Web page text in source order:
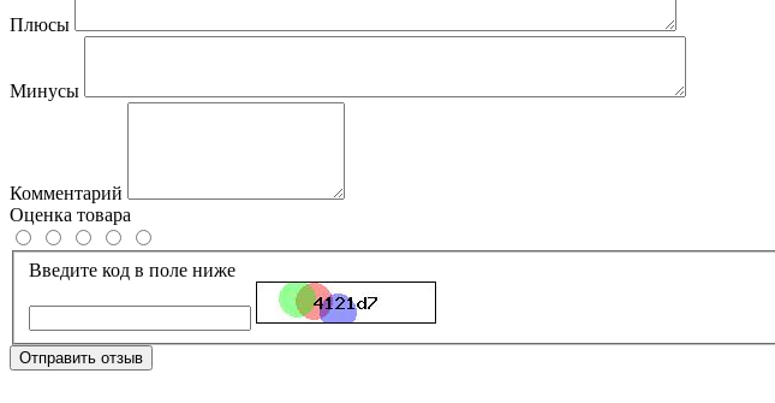
Плюсы
Минусы
Комментарий
Оценка товара
Введите код в поле ниже
Отправить отзыв